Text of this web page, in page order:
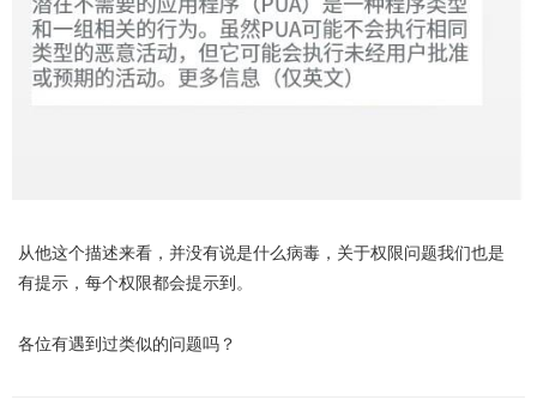
从他这个描述来看，并没有说是什么病毒，关于权限问题我们也是
有提示，每个权限都会提示到。
各位有遇到过类似的问题吗？